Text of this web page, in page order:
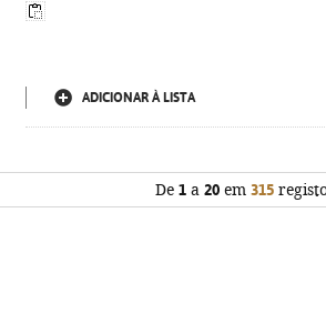
ADICIONAR À LISTA
De 1 a 20 em 315